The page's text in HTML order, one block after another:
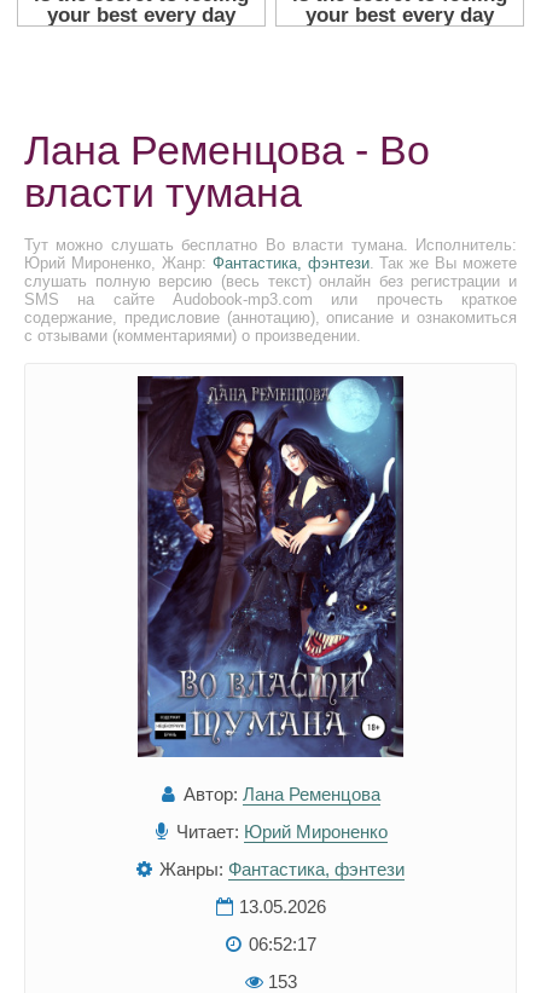
Лана Ременцова - Во
власти тумана
Тут можно слушать бесплатно Во власти тумана. Исполнитель:
Юрий Мироненко, Жанр: Фантастика, фэнтези. Так же Вы можете
слушать полную версию (весь текст) онлайн без регистрации и
SMS на сайте Audobook-mp3.com или прочесть краткое
содержание, предисловие (аннотацию), описание и ознакомиться
с отзывами (комментариями) о произведении.
Автор: Лана Ременцова
Читает: Юрий Мироненко
Жанры: Фантастика, фэнтези
13.05.2026
06:52:17
153